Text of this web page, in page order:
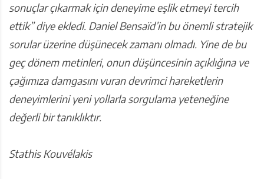
sonuçlar çıkarmak için deneyime eşlik etmeyi tercih
ettik” diye ekledi. Daniel Bensaïd’in bu önemli stratejik
sorular üzerine düşünecek zamanı olmadı. Yine de bu
geç dönem metinleri, onun düşüncesinin açıklığına ve
çağımıza damgasını vuran devrimci hareketlerin
deneyimlerini yeni yollarla sorgulama yeteneğine
değerli bir tanıklıktır.
Stathis Kouvélakis